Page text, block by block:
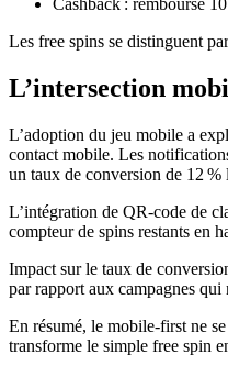
Cashback : rembourse
Les free spins se distinguent
L’intersection
L’adoption du jeu mobile a
contact mobile. Les
un taux de conversion de 12 %
L’intégration de QR‑code de
compteur de spins restants en
Impact sur le taux de
par rapport aux campagnes
En résumé, le mobile‑first ne
transforme le simple free spin